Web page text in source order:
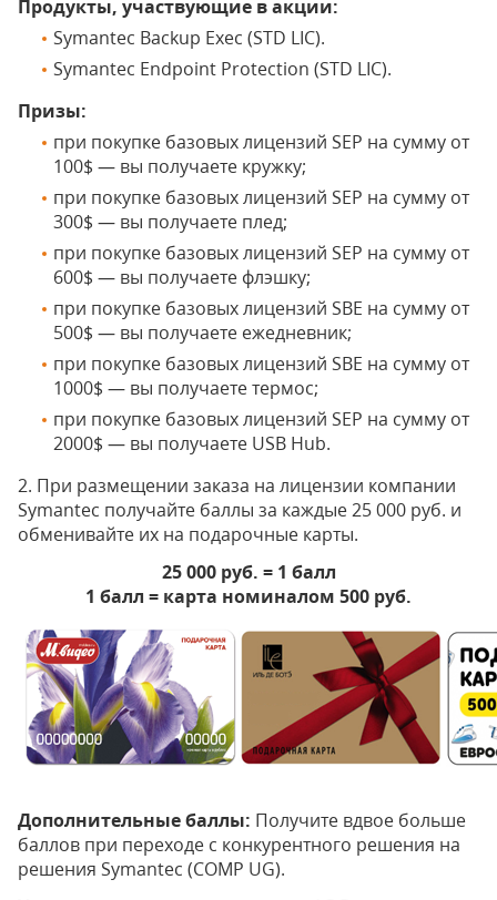
Продукты, участвующие в акции:
Symantec Backup Exec (STD LIC).
Symantec Endpoint Protection (STD LIC).
Призы:
при покупке базовых лицензий SEP на сумму от
100$ — вы получаете кружку;
при покупке базовых лицензий SEP на сумму от
300$ — вы получаете плед;
при покупке базовых лицензий SEP на сумму от
600$ — вы получаете флэшку;
при покупке базовых лицензий SBE на сумму от
500$ — вы получаете ежедневник;
при покупке базовых лицензий SBE на сумму от
1000$ — вы получаете термос;
при покупке базовых лицензий SEP на сумму от
2000$ — вы получаете USB Hub.
2. При размещении заказа на лицензии компании
Symantec получайте баллы за каждые 25 000 руб. и
обменивайте их на подарочные карты.
25 000 руб. = 1 балл
1 балл = карта номиналом 500 руб.
Дополнительные баллы: Получите вдвое больше
баллов при переходе с конкурентного решения на
решения Symantec (COMP UG).